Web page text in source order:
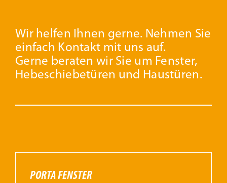
Wir helfen Ihnen gerne. Nehmen Sie
einfach Kontakt mit uns auf.
Gerne beraten wir Sie um Fenster,
Hebeschiebetüren und Haustüren.
PORTA FENSTER